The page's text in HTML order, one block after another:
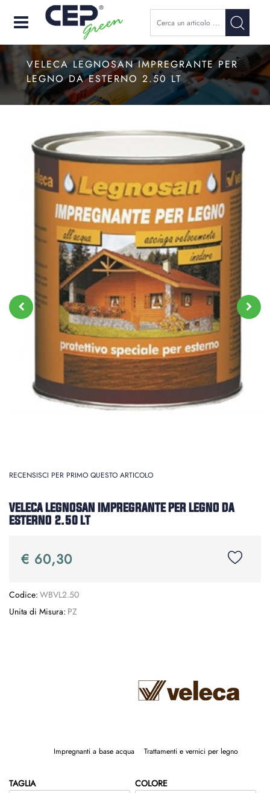
Open
VELECA LEGNOSAN IMPREGRANTE PER
LEGNO DA ESTERNO 2.50 LT
RECENSISCI PER PRIMO QUESTO ARTICOLO
VELECA LEGNOSAN IMPREGRANTE PER LEGNO DA
ESTERNO 2.50 LT
€ 60,30
Codice: WBVL2.50
Unita di Misura: PZ
Impregnanti a base acqua Trattamenti e vernici per legno
TAGLIA
COLORE